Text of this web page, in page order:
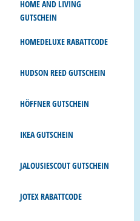
HOME AND LIVING
GUTSCHEIN
HOMEDELUXE RABATTCODE
HUDSON REED GUTSCHEIN
HÖFFNER GUTSCHEIN
IKEA GUTSCHEIN
JALOUSIESCOUT GUTSCHEIN
JOTEX RABATTCODE